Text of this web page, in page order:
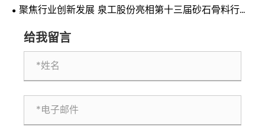
聚焦行业创新发展 泉工股份亮相第十三届砂石骨料行业
给我留言